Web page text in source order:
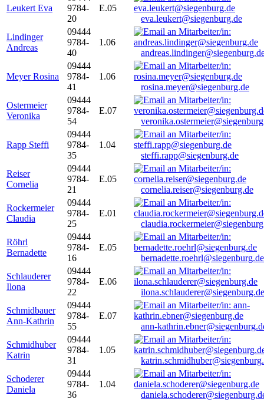
Leukert Eva
9784-
20
E.05
eva.leukert@siegenburg.de
Lindinger
Andreas
09444
9784-
40
1.06
Meyer Rosina
09444
9784-
41
1.06
rosina.meyer@siegenburg.de
Ostermeier
Veronika
09444
9784-
54
E.07
Rapp Steffi
09444
9784-
35
1.04
steffi.rapp@siegenburg.de
Reiser
Cornelia
09444
9784-
21
E.05
cornelia.reiser@siegenburg.de
Rockermeier
Claudia
09444
9784-
25
E.01
Röhrl
Bernadette
09444
9784-
16
E.05
bernadette.roehrl@siegenburg.de
Schlauderer
Ilona
09444
9784-
22
E.06
ilona.schlauderer@siegenburg.de
Schmidbauer
Ann-Kathrin
09444
9784-
55
E.07
ann-
Schmidhuber
Katrin
09444
9784-
31
1.05
Schoderer
Daniela
09444
9784-
36
1.04